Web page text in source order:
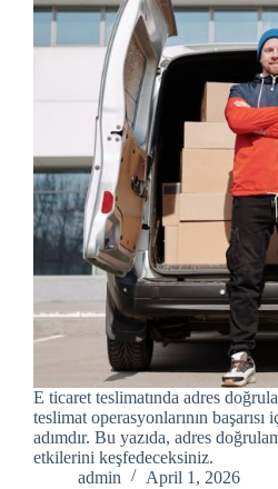
E ticaret teslimatında adres
teslimat operasyonlarının
adımdır. Bu yazıda, adres
etkilerini keşfedeceksiniz.
admin
April 1, 2026